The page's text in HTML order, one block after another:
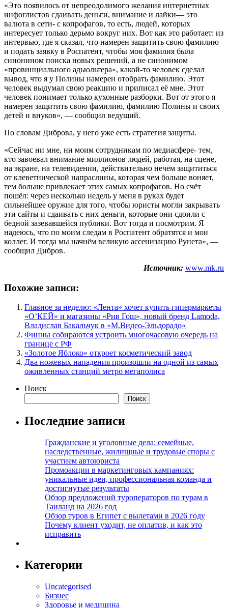
«Это появилось от непреодолимого желания интернетных
инфоглистов сдаивать деньги, внимание и лайки— это
валюта в сети- с копрофагов, то есть, людей, которых
интересует только дерьмо вокруг них. Вот как это работает: из
интервью, где я сказал, что намерен защитить свою фамилию
и подать заявку в Роспатент, чтобы моя фамилия была
синонином поиска новых решений, а не синонимом
«провинциального адьюльтера», какой-то человек сделал
вывод, что я у Полины намерен отобрать фамилию. Этот
человек выдумал свою реакцию и приписал её мне. Этот
человек понимает только кухонные разборки. Вот от этого я
намерен защитить свою фамилию, фамилию Полины и своих
детей и внуков», — сообщил ведущий.
По словам Диброва, у него уже есть стратегия защиты.
«Сейчас ни мне, ни моим сотрудникам по медиасфере- тем,
кто завоевал внимание миллионов людей, работая, на сцене,
на экране, на телевидении, действительно нечем защититься
от клеветнической напраслины, которая чем больше воняет,
тем больше привлекает этих самых копрофагов. Но счёт
пошёл: через несколько недель у меня в руках будет
сильнейшее оружие для того, чтобы юристы могли закрывать
эти сайты и сдаивать с них деньги, которые они сдоили с
бедной зазевавшейся публики. Вот тогда и посмотрим. Я
надеюсь, что по моим следам в Роспатент обратятся и мои
коллег. И тогда мы начнём великую ассенизацию Рунета», —
сообщил Дибров.
Источник: www.mk.ru
Похожие записи:
Главное за неделю: «Лента» хочет купить гипермаркеты
«О’КЕЙ» и магазины «Рив Гош», новый бренд Lamoda,
Владислав Бакальчук в «М.Видео-Эльдорадо»
Финны собираются устроить многочасовую очередь на
границе с РФ
«Золотое Яблоко» откроет косметический завод
Два ножевых нападения произошли на одной из самых
оживленных станций метро мегаполиса
Поиск
Поиск
Последние записи
Гражданские и уголовные дела: семейные,
наследственные, жилищные и трудовые споры с
участием автоюриста
Промоакции в маркетинговых кампаниях:
уникальные идеи, профессиональная команда и
достигнутые результаты
Обзор предложений туроператоров по турам в
Таиланд на 2026 год
Обзор туров в Египет с вылетами в 2026 году
Почему клиент уходит, не оплатив, и как это
исправить
Категории
Uncategorised
Бизнес
Здоровье и медицина